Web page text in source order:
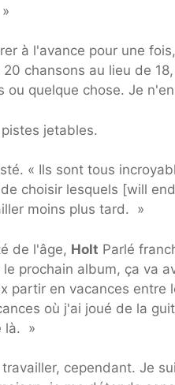
à l'avance pour une
chansons au lieu de
quelque chose. Je
jetables.
« Ils sont tous
choisir lesquels [will
moins plus tard. »
de l'âge, Holt Parlé
prochain album, ça va
partir en vacances
où j'ai joué de la
là. »
cependant. Je